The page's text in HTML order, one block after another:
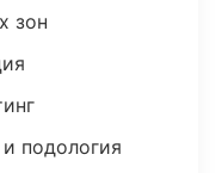
зон
подология